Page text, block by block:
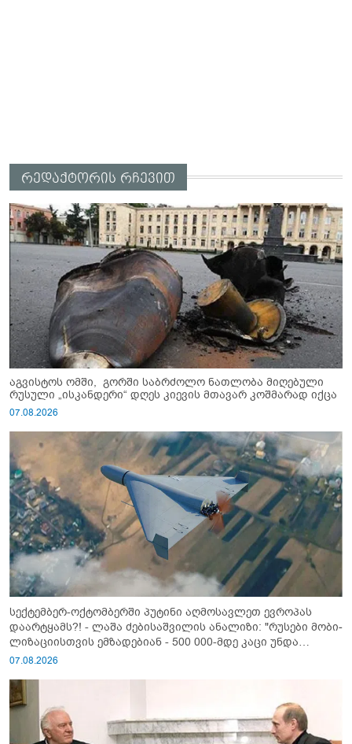
რედაქტორის რჩევით
აგვისტოს ომში, გორში საბრძოლო ნათლობა მიღებული
რუსული „ისკანდერი“ დღეს კიევის მთავარ კოშმარად იქცა
07.08.2026
სექტემბერ-ოქტომბერში პუტინი აღმოსავლეთ ევროპას
დაარტყამს?! - ლაშა ძებისაშვილის ანალიზი: "რუსები მობი­
ლიზაციისთვის ემზადებიან - 500 000-მდე კაცი უნდა
გაიწვიონ ომში"
07.08.2026